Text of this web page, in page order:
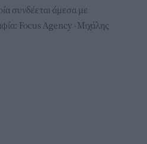
συνδέεται άμεσα με
Focus Agency -Μιχάλης